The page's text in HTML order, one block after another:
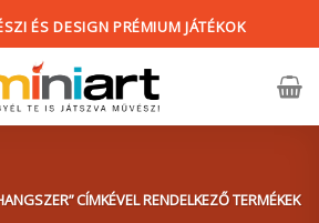
ÉS DESIGN PRÉMIUM JÁTÉKOK
CÍMKÉVEL RENDELKEZŐ TERMÉKEK